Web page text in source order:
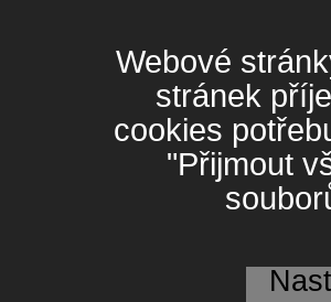
Webové
stránek
cookies
"Přijmout